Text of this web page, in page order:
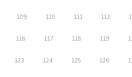
109 110 111 112
116 117 118 119
123 124 125 126